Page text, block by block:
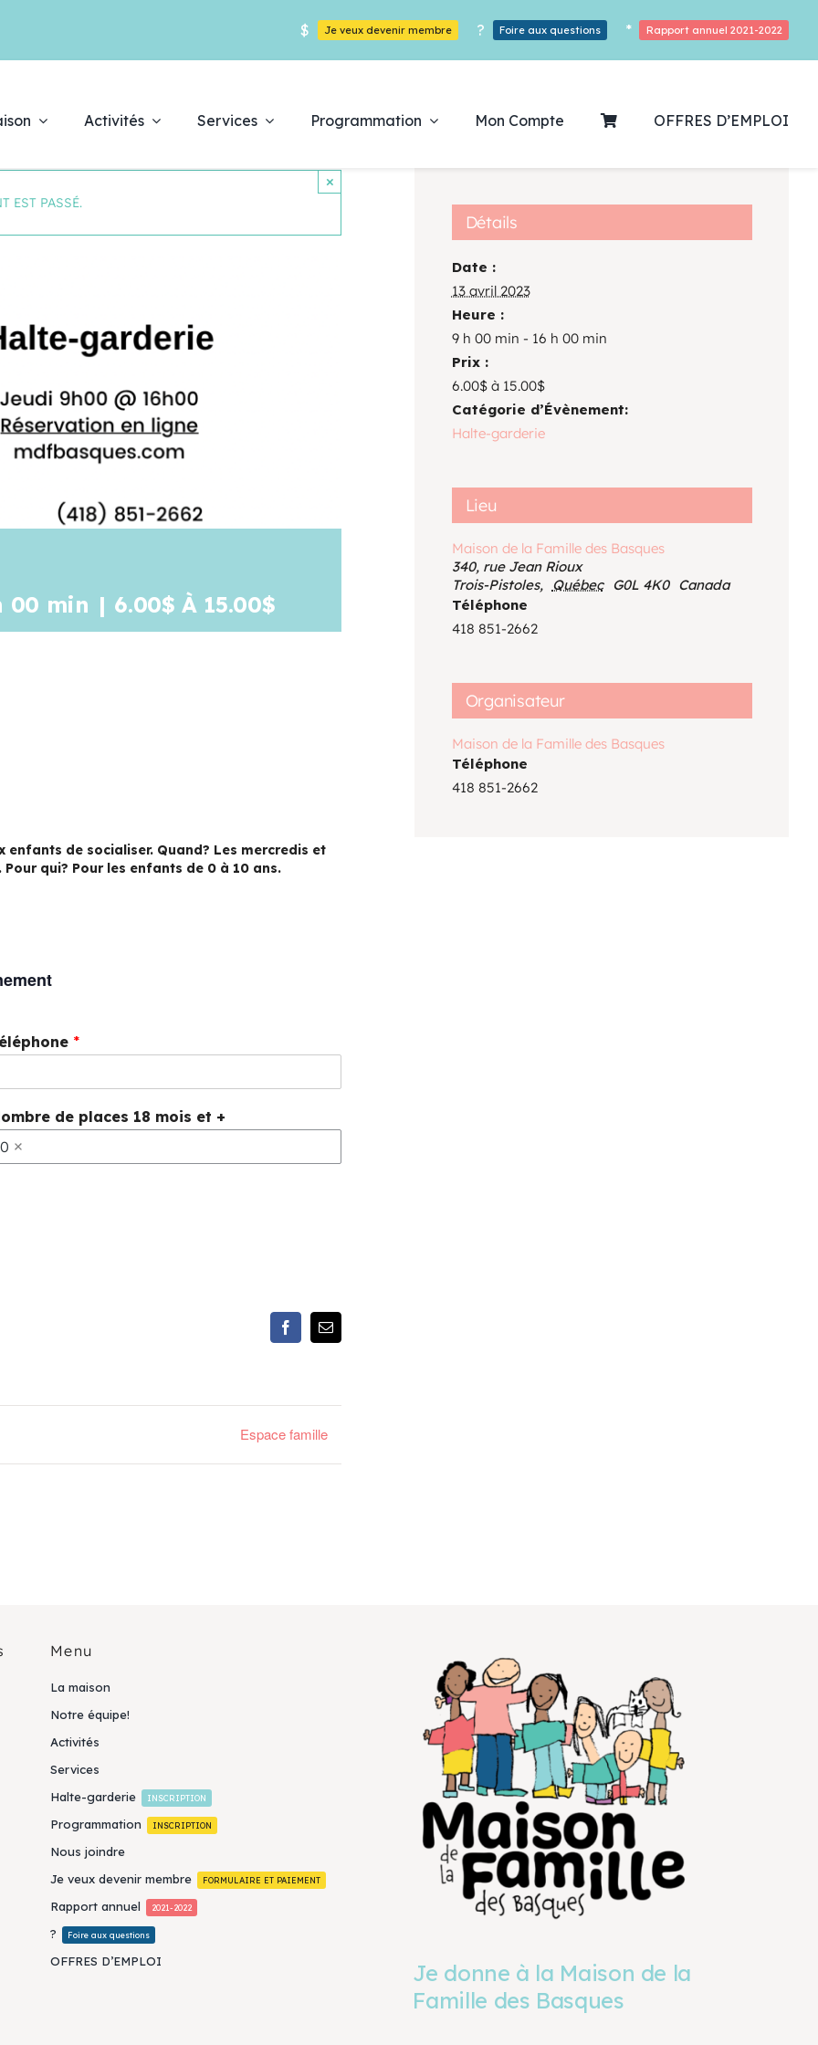
$ Je veux devenir membre ? Foire aux questions * Rapport annuel 2021-2022
Activités Services Programmation
Découvrez notre
programmation
Des Heures De Plaisirs!
Voir le calendrier
Mon Compte OFFRES D’EMPLOI
EST PASSÉ.
×
00 min | 6.00$ À 15.00$
de socialiser. Quand? Les mercredis et
qui? Pour les enfants de 0 à 10 ans.
*
de places 18 mois et +
0
FacebookEmail
Espace famille
Détails
Date :
13 avril 2023
Heure :
9 h 00 min - 16 h 00 min
Prix :
6.00$ à 15.00$
Catégorie d’Évènement:
Halte-garderie
Lieu
Maison de la Famille des Basques
340, rue Jean Rioux
Trois-Pistoles, Québec G0L 4K0 Canada
Téléphone
418 851-2662
Organisateur
Maison de la Famille des Basques
Téléphone
418 851-2662
Menu
La maison
Notre équipe!
Activités
Services
Halte-garderie
INSCRIPTION
Programmation INSCRIPTION
Nous joindre
Je veux devenir membre
FORMULAIRE ET PAIEMENT
Rapport annuel 2021-2022
? Foire aux questions
OFFRES D’EMPLOI
Je donne à la Maison de la
Famille des Basques